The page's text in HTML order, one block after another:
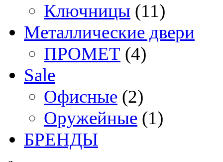
Ключницы (11)
Металлические двери
ПРОМЕТ (4)
Sale
Офисные (2)
Оружейные (1)
БРЕНДЫ